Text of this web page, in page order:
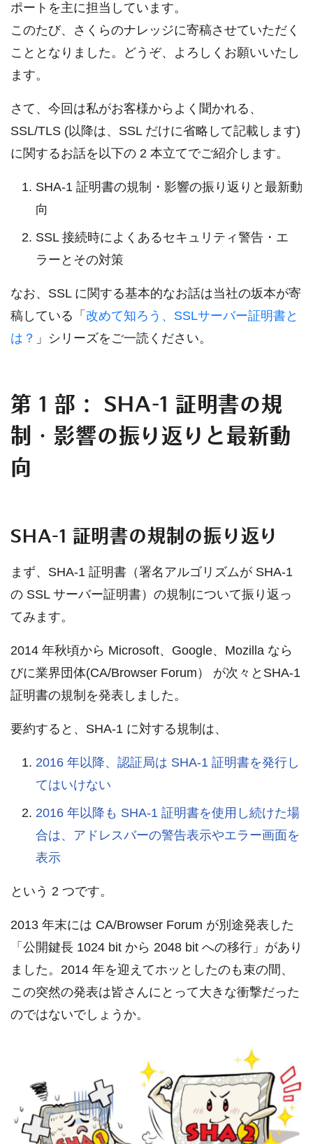
ポートを主に担当しています。
このたび、さくらのナレッジに寄稿させていただく
こととなりました。どうぞ、よろしくお願いいたし
ます。
さて、今回は私がお客様からよく聞かれる、
SSL/TLS (以降は、SSL だけに省略して記載します)
に関するお話を以下の 2 本立てでご紹介します。
SHA-1 証明書の規制・影響の振り返りと最新動
向
SSL 接続時によくあるセキュリティ警告・エ
ラーとその対策
なお、SSL に関する基本的なお話は当社の坂本が寄
稿している「 改めて知ろう、SSLサーバー証明書と
は？ 」シリーズをご一読ください。
第 1 部： SHA-1 証明書の規
制・影響の振り返りと最新動
向
SHA-1 証明書の規制の振り返り
まず、SHA-1 証明書（署名アルゴリズムが SHA-1
の SSL サーバー証明書）の規制について振り返っ
てみます。
2014 年秋頃から Microsoft、Google、Mozilla なら
びに業界団体(CA/Browser Forum） が次々とSHA-1
証明書の規制を発表しました。
要約すると、SHA-1 に対する規制は、
2016 年以降、認証局は SHA-1 証明書を発行し
てはいけない
2016 年以降も SHA-1 証明書を使用し続けた場
合は、アドレスバーの警告表示やエラー画面を
表示
という 2 つです。
2013 年末には CA/Browser Forum が別途発表した
「公開鍵長 1024 bit から 2048 bit への移行」があり
ました。2014 年を迎えてホッとしたのも束の間、
この突然の発表は皆さんにとって大きな衝撃だった
のではないでしょうか。